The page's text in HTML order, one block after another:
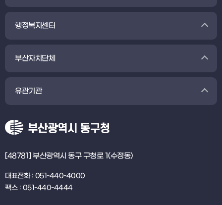
행정복지센터
부산자치단체
유관기관
[48781] 부산광역시 동구 구청로 1(수정동)
대표전화 : 051-440-4000
팩스 : 051-440-4444